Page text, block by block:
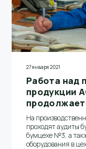
27 января 2021
Работа над
продукции
На
проходят аудиты
бумцехе №3, а
оборудования в